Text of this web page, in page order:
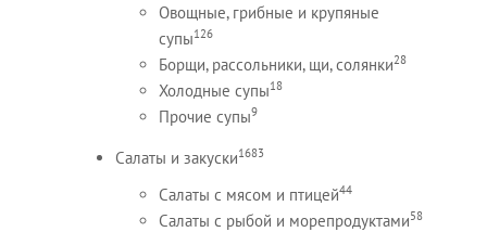
Овощные, грибные и крупяные
супы126
Борщи, рассольники, щи, солянки28
Холодные супы18
Прочие супы9
Салаты и закуски1683
Салаты с мясом и птицей44
Салаты с рыбой и морепродуктами58